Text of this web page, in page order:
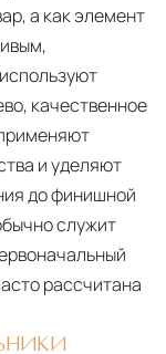
а как элемент
качественное
и уделяют
до финишной
служит
рассчитана